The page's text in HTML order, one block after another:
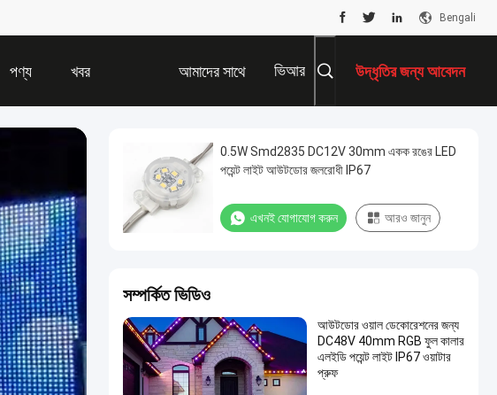
Bengali
পণ্য খবর আমাদের সাথে
যোগাযোগ করুন
ভিআর উদ্ধৃতির জন্য আবেদন
0.5W Smd2835 DC12V 30mm একক রঙের LED
পয়েন্ট লাইট আউটডোর জলরোধী IP67
এখনই যোগাযোগ করুন আরও জানুন
সম্পর্কিত ভিডিও
আউটডোর ওয়াল ডেকোরেশনের জন্য
DC48V 40mm RGB ফুল কালার
এলইডি পয়েন্ট লাইট IP67 ওয়াটার
প্রুফ